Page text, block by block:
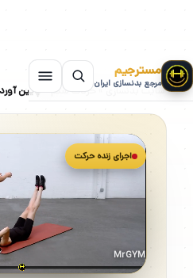
مسترجیم
مرجع بدنسازی ایران
سایت بدنسازی»حرکات شکم»پایین
اجرای زنده حرکت
MrGYM